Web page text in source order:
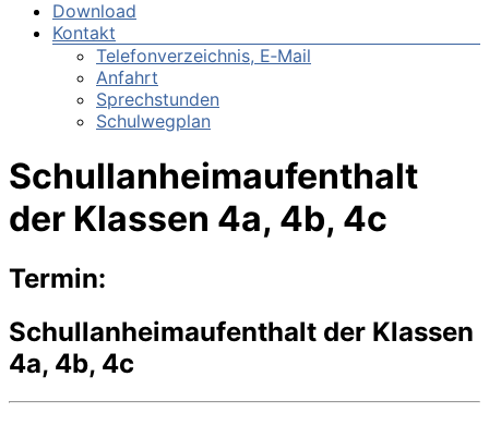
Download
Kontakt
Telefonverzeichnis, E‑Mail
Anfahrt
Sprechstunden
Schulwegplan
Schullanheimaufenthalt
der Klassen 4a, 4b, 4c
Termin:
Schullanheimaufenthalt der Klassen
4a, 4b, 4c